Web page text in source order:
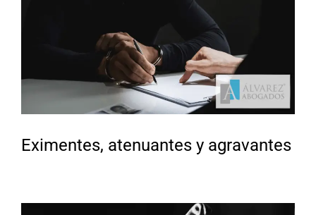
Eximentes, atenuantes y agravantes